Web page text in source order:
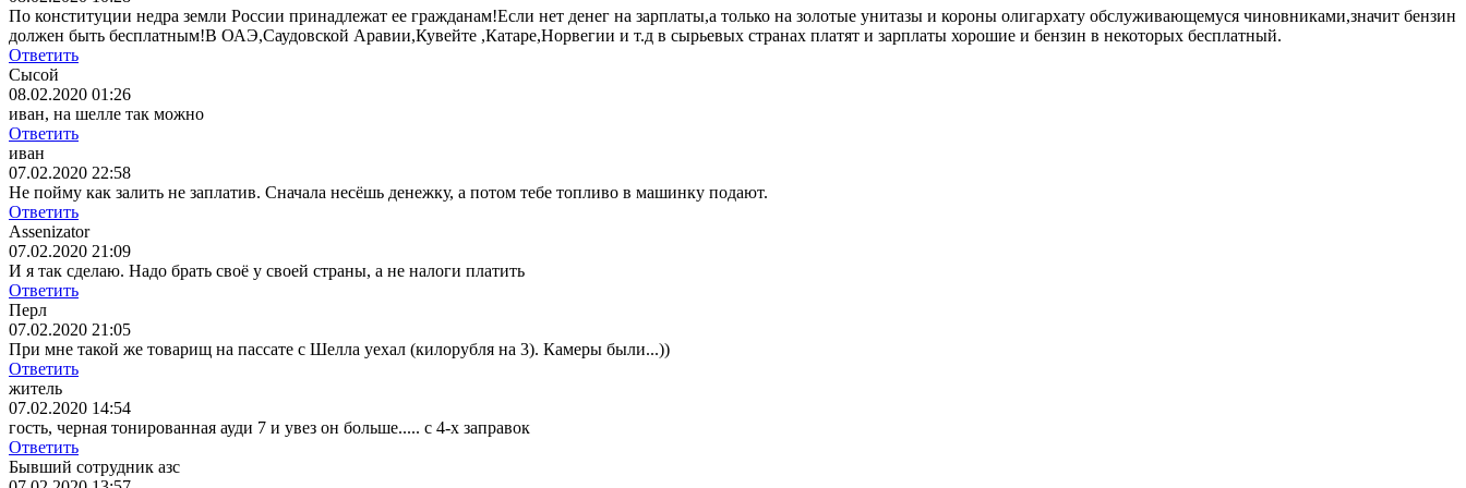
По конституции недра земли России принадлежат ее гражданам!Если нет денег на зарплаты,а только на золотые унитазы и короны олигархату обслуживающемуся чиновниками,значит бензин
должен быть бесплатным!В ОАЭ,Саудовской Аравии,Кувейте ,Катаре,Норвегии и т.д в сырьевых странах платят и зарплаты хорошие и бензин в некоторых бесплатный.
Ответить
Сысой
08.02.2020 01:26
иван, на шелле так можно
Ответить
иван
07.02.2020 22:58
Не пойму как залить не заплатив. Сначала несёшь денежку, а потом тебе топливо в машинку подают.
Ответить
Assenizator
07.02.2020 21:09
И я так сделаю. Надо брать своё у своей страны, а не налоги платить
Ответить
Перл
07.02.2020 21:05
При мне такой же товарищ на пассате с Шелла уехал (килорубля на 3). Камеры были...))
Ответить
житель
07.02.2020 14:54
гость, черная тонированная ауди 7 и увез он больше..... с 4-х заправок
Ответить
Бывший сотрудник азс